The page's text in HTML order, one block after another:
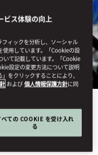
ビス体験の向上
ィックを分析し、ソーシャル
使用しています。「Cookieの設
いて記載しています。「Cookie
設定の変更方法について説明
をクリックすることにより、
および個人情報保護方針に同
べての COOKIE を受け入れ
る